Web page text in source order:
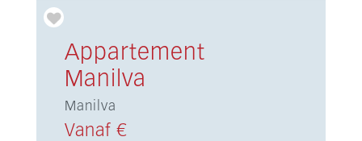
Appartement
Manilva
Manilva
Vanaf €